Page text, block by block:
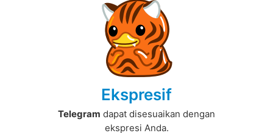
Ekspresif
Telegram dapat disesuaikan dengan
ekspresi Anda.